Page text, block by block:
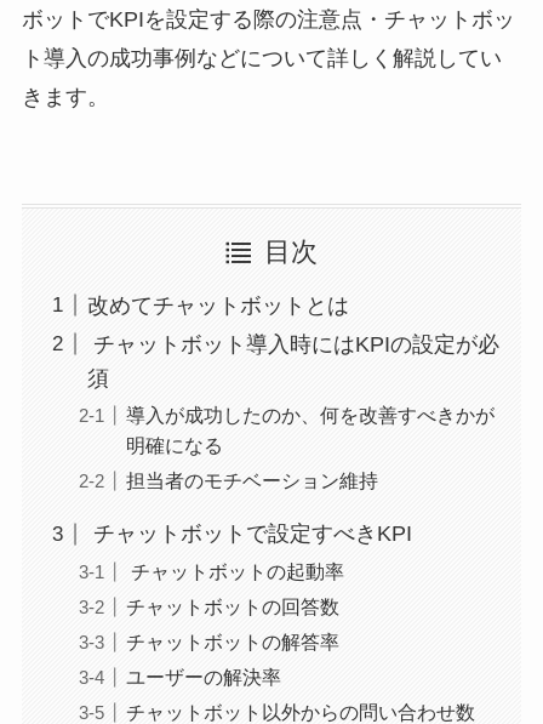
ボットでKPIを設定する際の注意点・チャットボッ
ト導入の成功事例などについて詳しく解説してい
きます。
目次
改めてチャットボットとは
チャットボット導入時にはKPIの設定が必
須
導入が成功したのか、何を改善すべきかが
明確になる
担当者のモチベーション維持
チャットボットで設定すべきKPI
チャットボットの起動率
チャットボットの回答数
チャットボットの解答率
ユーザーの解決率
チャットボット以外からの問い合わせ数